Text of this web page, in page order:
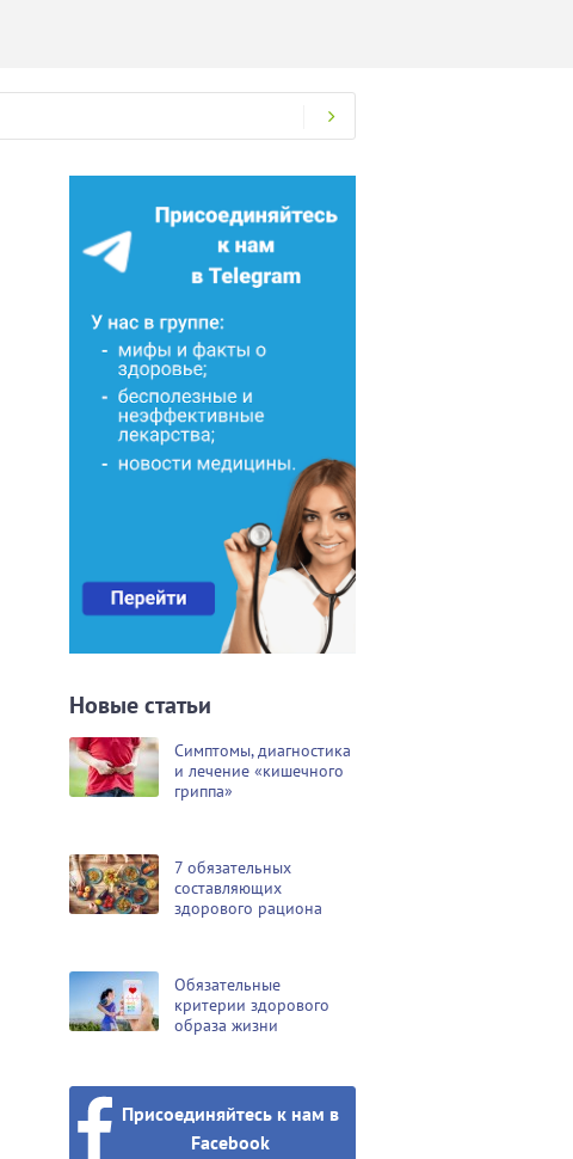
Новые статьи
Симптомы, диагностика
и лечение «кишечного
гриппа»
7 обязательных
составляющих
здорового рациона
Обязательные
критерии здорового
образа жизни
Присоединяйтесь к нам в
Facebook